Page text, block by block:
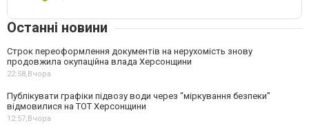
Останні новини
Строк переоформлення документів на нерухомість знову
продовжила окупаційна влада Херсонщини
22:58,Вчора
Публікувати графіки підвозу води через “міркування безпеки”
відмовилися на ТОТ Херсонщини
12:57,Вчора